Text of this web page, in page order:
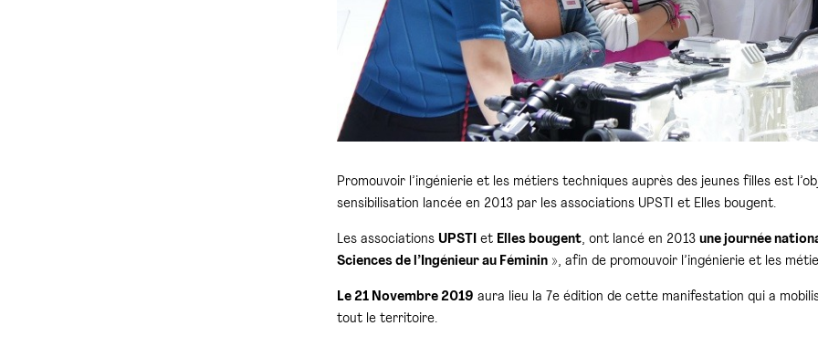
Promouvoir l’ingénierie et les métiers techniques auprès des jeunes filles est
sensibilisation lancée en 2013 par les associations UPSTI et Elles bougent.
Les associations UPSTIet Elles bougent, ont lancé en 2013 une journée
Sciences de l’Ingénieur au Féminin», afin de promouvoir l’ingénierie et les
Le 21 Novembre 2019 aura lieu la 7e édition de cette manifestation qui a
tout le territoire.